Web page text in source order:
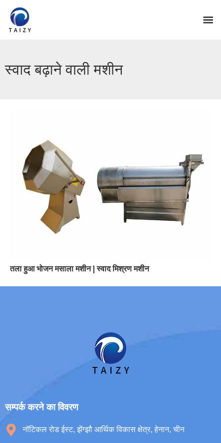
स्वाद बढ़ाने वाली मशीन
तला हुआ भोजन मसाला मशीन | स्वाद मिश्रण मशीन
सम्पर्क करने का विवरण
नॉटिकल रोड ईस्ट, झेंग्झौ आर्थिक विकास क्षेत्र, हेनान, चीन